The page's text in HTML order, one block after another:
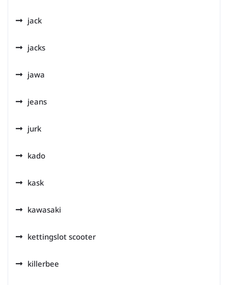
jack
jacks
jawa
jeans
jurk
kado
kask
kawasaki
kettingslot scooter
killerbee